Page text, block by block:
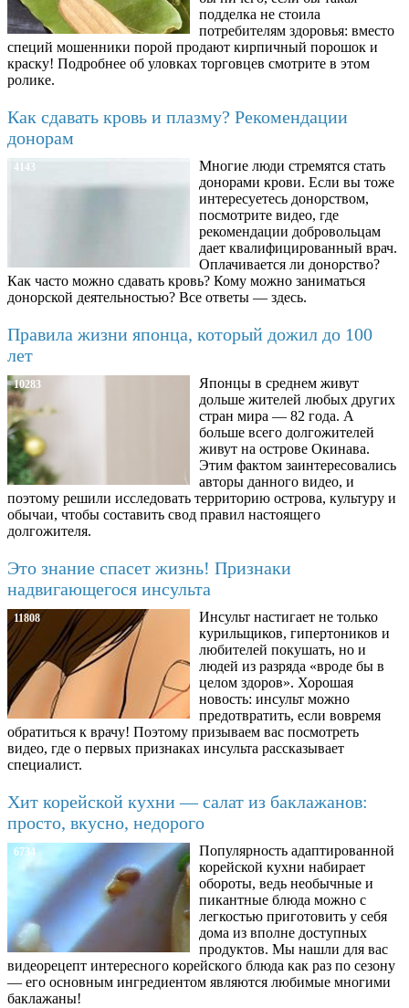
подделка не стоила
потребителям здоровья: вместо
специй мошенники порой продают кирпичный порошок и
краску! Подробнее об уловках торговцев смотрите в этом
ролике.
Как сдавать кровь и плазму? Рекомендации
донорам
4143
Многие люди стремятся стать
донорами крови. Если вы тоже
интересуетесь донорством,
посмотрите видео, где
рекомендации добровольцам
дает квалифицированный врач.
Оплачивается ли донорство?
Как часто можно сдавать кровь? Кому можно заниматься
донорской деятельностью? Все ответы — здесь.
Правила жизни японца, который дожил до 100
лет
10283
Японцы в среднем живут
дольше жителей любых других
стран мира — 82 года. А
больше всего долгожителей
живут на острове Окинава.
Этим фактом заинтересовались
авторы данного видео, и
поэтому решили исследовать территорию острова, культуру и
обычаи, чтобы составить свод правил настоящего
долгожителя.
Это знание спасет жизнь! Признаки
надвигающегося инсульта
11808
Инсульт настигает не только
курильщиков, гипертоников и
любителей покушать, но и
людей из разряда «вроде бы в
целом здоров». Хорошая
новость: инсульт можно
предотвратить, если вовремя
обратиться к врачу! Поэтому призываем вас посмотреть
видео, где о первых признаках инсульта рассказывает
специалист.
Хит корейской кухни — салат из баклажанов:
просто, вкусно, недорого
6734
Популярность адаптированной
корейской кухни набирает
обороты, ведь необычные и
пикантные блюда можно с
легкостью приготовить у себя
дома из вполне доступных
продуктов. Мы нашли для вас
видеорецепт интересного корейского блюда как раз по сезону
— его основным ингредиентом являются любимые многими
баклажаны!